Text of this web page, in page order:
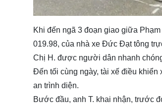
Khi đến ngã 3 đoạn giao giữa
019.98, của nhà xe Đức Đạt tông
Chị H. được người dân nhanh
Đến tối cùng ngày, tài xế điều khiển
an trình diện.
Bước đầu, anh T. khai nhận, trước